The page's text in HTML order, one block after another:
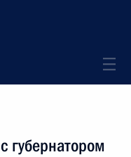
губернатором